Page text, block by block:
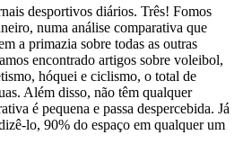
desportivos diários. Três! Fomos
numa análise comparativa que
a primazia sobre todas as outras
encontrado artigos sobre voleibol,
hóquei e ciclismo, o total de
Além disso, não têm qualquer
é pequena e passa despercebida. Já
lo, 90% do espaço em qualquer um